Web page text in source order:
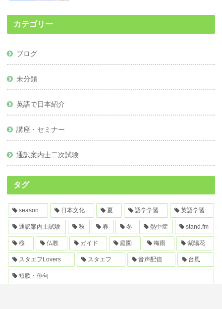
カテゴリー
ブログ
未分類
英語で日本紹介
講座・セミナー
通訳案内士二次試験
タグ
season 日本文化 夏 語学学習 英語学習
通訳案内士試験 秋 春 冬 熱中症 stand.fm
桜 仏教 ガイド 庭園 梅雨 紫陽花
スタエフLovers スタエフ 音声配信 台風
短歌・俳句